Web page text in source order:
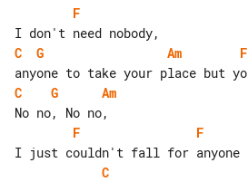
F
C
G Am
F
C
G
Am
F
F
C